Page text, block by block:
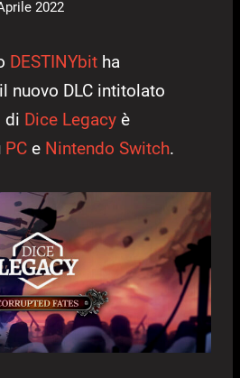
2022
DESTINYbit ha
nuovo DLC intitolato
di Dice Legacy è
PC e Nintendo Switch.